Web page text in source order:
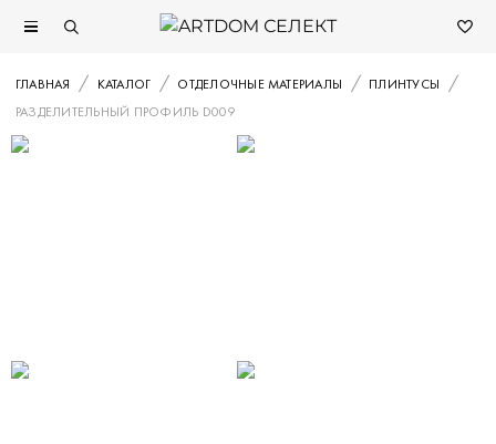
ГЛАВНАЯ КАТАЛОГ ОТДЕЛОЧНЫЕ МАТЕРИАЛЫ
ПЛИНТУСЫ
РАЗДЕЛИТЕЛЬНЫЙ ПРОФИЛЬ D009